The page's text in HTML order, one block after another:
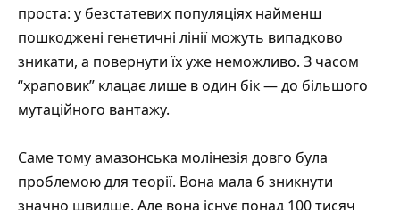
проста: у безстатевих популяціях найменш
пошкоджені генетичні лінії можуть випадково
зникати, а повернути їх уже неможливо. З часом
“храповик” клацає лише в один бік — до більшого
мутаційного вантажу.
Саме тому амазонська молінезія довго була
проблемою для теорії. Вона мала б зникнути
значно швидше. Але вона існує понад 100 тисяч